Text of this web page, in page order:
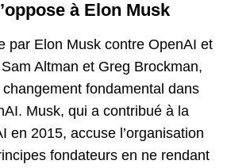
à Elon Musk
par Elon Musk contre OpenAI et
Altman et Greg Brockman,
fondamental dans
Musk, qui a contribué à la
en 2015, accuse l’organisation
fondateurs en ne rendant